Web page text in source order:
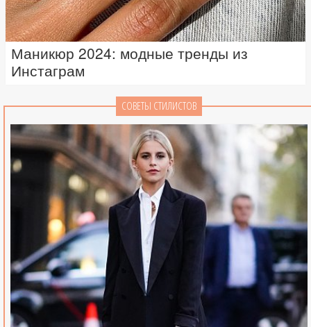
Маникюр 2024: модные тренды из
Инстаграм
СОВЕТЫ СТИЛИСТОВ